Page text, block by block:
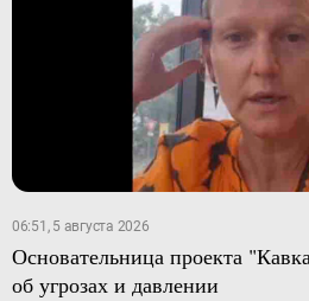
06:51, 5 августа 2026
Основательница проекта
об угрозах и давлении